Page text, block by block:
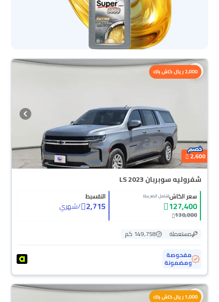
2,000 ريال كاش باك
2,600
شفروليه سوبربان LS 2023
سعر الكاش(شامل الضريبة)
127,400
130,000
التقسيط
2,715
/شهري
مستعملة
149,758 كم
مفحوصة
ومضمونة
1,000 ريال كاش باك